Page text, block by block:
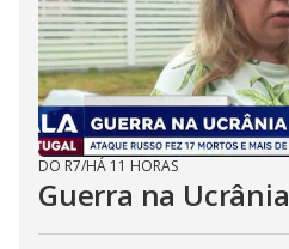
DO R7/HÁ 11 HORAS
Guerra na Ucrânia